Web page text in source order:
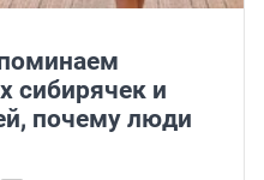
сибирячек и
почему люди